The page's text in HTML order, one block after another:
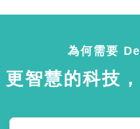
為何需要
更智慧的科技